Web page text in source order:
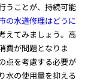
うことが、持続可能
の水道修理はどうに
えてみましょう。高
費が問題となりま
点を考慮する必要が
水の使用量を抑える